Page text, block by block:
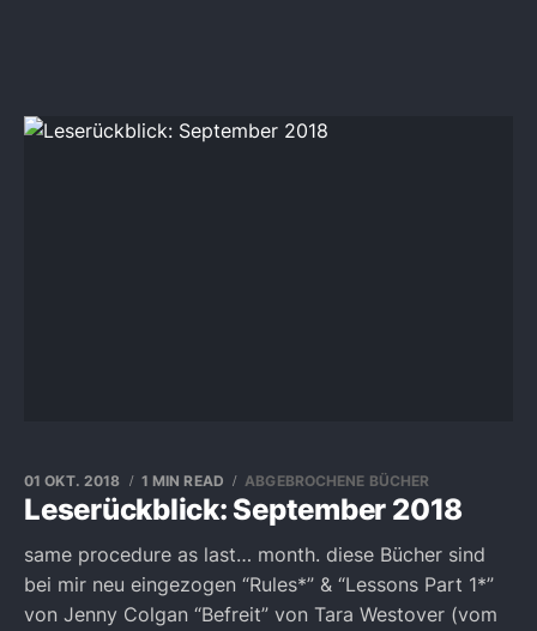
Leserückblick: September 2018
01 OKT. 2018 1 MIN READ ABGEBROCHENE BÜCHER
same procedure as last… month. diese Bücher sind
bei mir neu eingezogen “Rules*” & “Lessons Part 1*”
von Jenny Colgan “Befreit” von Tara Westover (vom